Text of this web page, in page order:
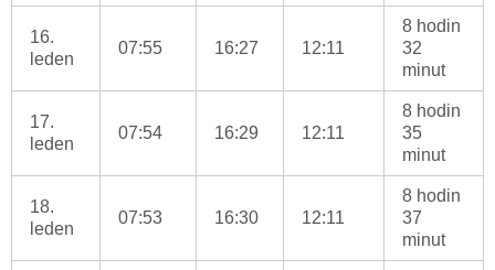
16.
leden
07:55 16:27 12:11
8 hodin
32
minut
17.
leden
07:54 16:29 12:11
8 hodin
35
minut
18.
leden
07:53 16:30 12:11
8 hodin
37
minut